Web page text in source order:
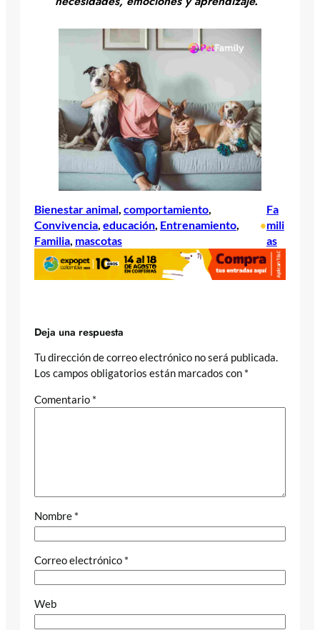
Bienestar animal comportamiento
Convivencia educación Entrenamiento
Familia mascotas
•
Fa
mili
as
Deja una respuesta
Tu dirección de correo electrónico no será publicada.
Los campos obligatorios están marcados con *
Comentario *
Nombre *
Correo electrónico *
Web